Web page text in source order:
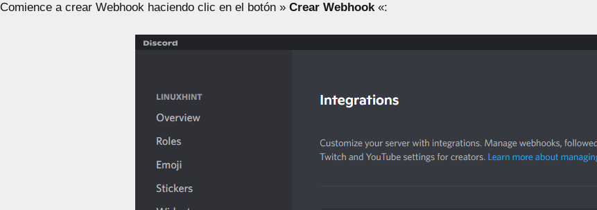
Comience a crear Webhook haciendo clic en el botón » Crear Webhook«: